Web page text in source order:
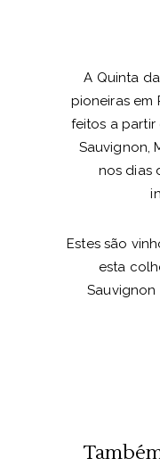
A Quinta
pioneiras em
feitos a
Sauvignon,
nos dias
Estes são
esta
Sauvignon